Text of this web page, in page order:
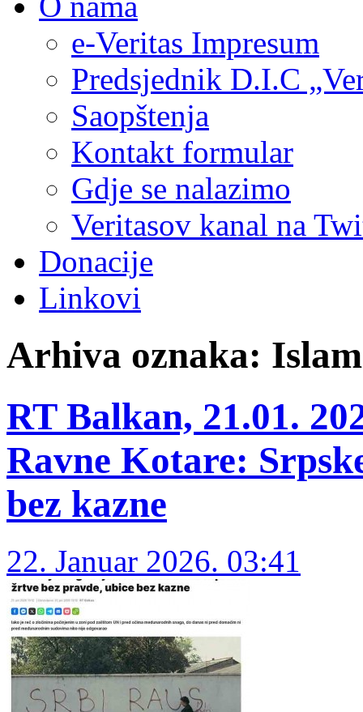
e-Veritas Impresum
Predsjednik D.I.C
Saopštenja
Kontakt formular
Gdje se nalazimo
Veritasov kanal na
Donacije
Linkovi
Arhiva oznaka:
RT Balkan, 21.01.
Ravne Kotare:
bez kazne
22. Januar 2026. 03:41